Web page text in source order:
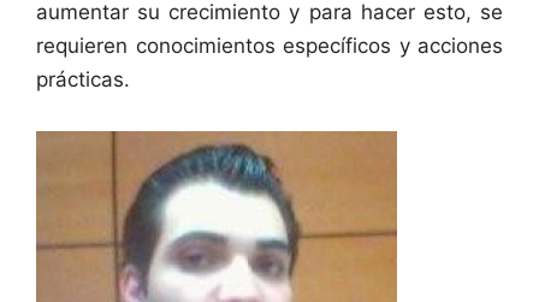
aumentar su crecimiento y para hacer esto, se
requieren conocimientos específicos y acciones
prácticas.